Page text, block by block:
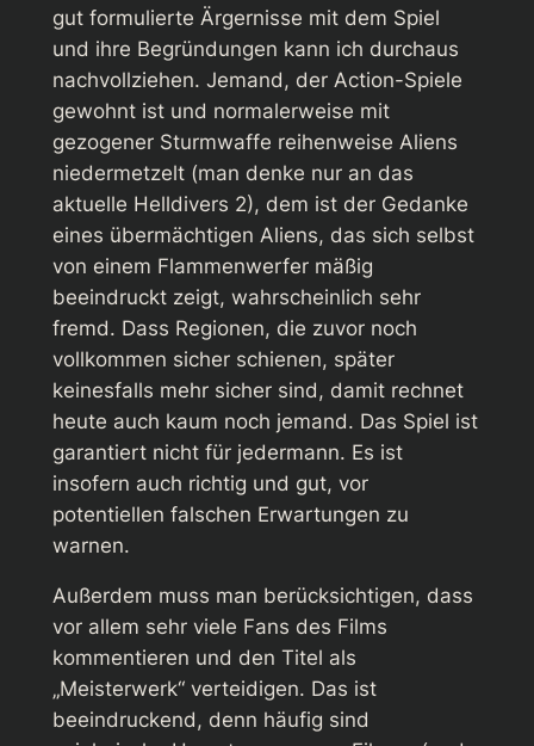
gut formulierte Ärgernisse mit dem Spiel
und ihre Begründungen kann ich durchaus
nachvollziehen. Jemand, der Action-Spiele
gewohnt ist und normalerweise mit
gezogener Sturmwaffe reihenweise Aliens
niedermetzelt (man denke nur an das
aktuelle Helldivers 2), dem ist der Gedanke
eines übermächtigen Aliens, das sich selbst
von einem Flammenwerfer mäßig
beeindruckt zeigt, wahrscheinlich sehr
fremd. Dass Regionen, die zuvor noch
vollkommen sicher schienen, später
keinesfalls mehr sicher sind, damit rechnet
heute auch kaum noch jemand. Das Spiel ist
garantiert nicht für jedermann. Es ist
insofern auch richtig und gut, vor
potentiellen falschen Erwartungen zu
warnen.
Außerdem muss man berücksichtigen, dass
vor allem sehr viele Fans des Films
kommentieren und den Titel als
„Meisterwerk“ verteidigen. Das ist
beeindruckend, denn häufig sind